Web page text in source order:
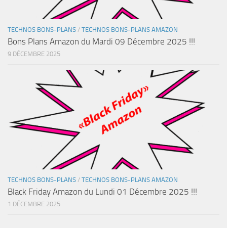
TECHNOS BONS-PLANS / TECHNOS BONS-PLANS AMAZON
Bons Plans Amazon du Mardi 09 Décembre 2025 !!!
9 DÉCEMBRE 2025
TECHNOS BONS-PLANS / TECHNOS BONS-PLANS AMAZON
Black Friday Amazon du Lundi 01 Décembre 2025 !!!
1 DÉCEMBRE 2025